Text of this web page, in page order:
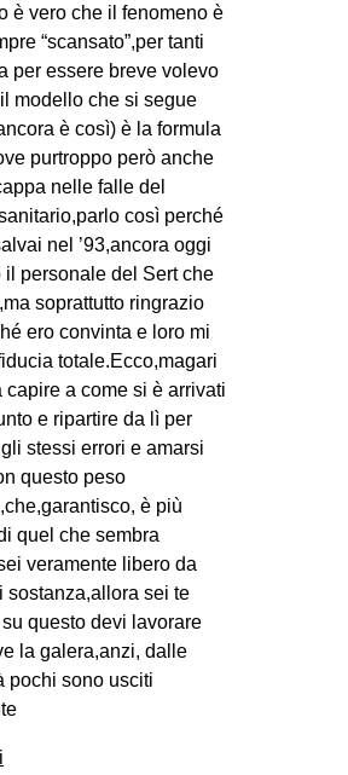
è vero che il fenomeno è
“scansato”,per tanti
per essere breve volevo
modello che si segue
è così) è la formula
purtroppo però anche
nelle falle del
così perché
nel ’93,ancora oggi
il personale del Sert che
soprattutto ringrazio
ero convinta e loro mi
totale.Ecco,magari
capire a come si è arrivati
e ripartire da lì per
stessi errori e amarsi
questo peso
è più
quel che sembra
veramente libero da
sostanza,allora sei te
questo devi lavorare
la galera,anzi, dalle
pochi sono usciti